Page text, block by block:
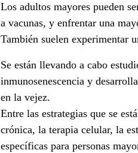
i
o
e
n
e
l
Los adultos mayores pueden
a vacunas, y enfrentar una
También suelen experimentar
Se están llevando a cabo
inmunosenescencia y
en la vejez.
Entre las estrategias que se
crónica, la terapia celular, la
específicas para personas